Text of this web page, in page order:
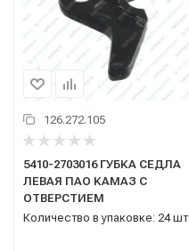
126.272.105
5410-2703016 ГУБКА СЕДЛА
ЛЕВАЯ ПАО КАМАЗ С
ОТВЕРСТИЕМ
Количество в упаковке: 24 шт